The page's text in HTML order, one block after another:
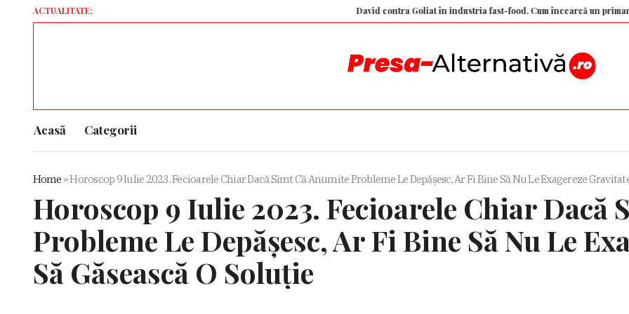
ACTUALITATE: David contra Goliat în industria fast-food. Cum încearcă un primar din
Acasă Categorii
Home »Horoscop 9 Iulie 2023. Fecioarele Chiar Dacă Simt Că Anumite Probleme Le Depășesc, Ar Fi Bine Să Nu Le Exagereze
Horoscop 9 Iulie 2023. Fecioarele Chiar Dacă
Probleme Le Depășesc, Ar Fi Bine Să Nu Le
Să Găsească O Soluție